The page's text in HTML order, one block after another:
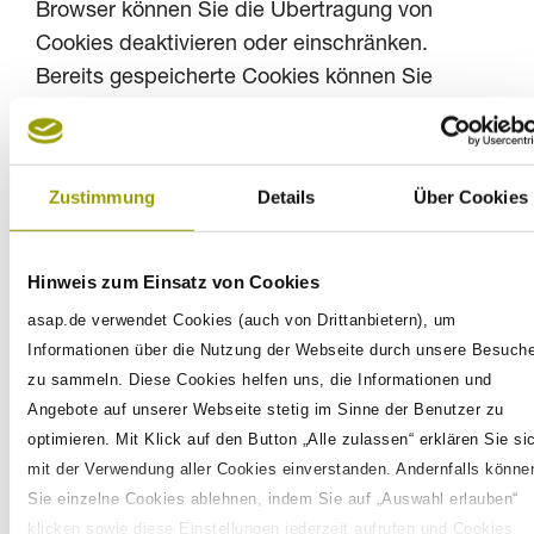
Zustimmung Details Über Cookies
Hinweis zum Einsatz von Cookies
asap.de verwendet Cookies (auch von Drittanbietern), um
Informationen über die Nutzung der Webseite durch unsere
zu sammeln. Diese Cookies helfen uns, die Informationen und
Angebote auf unserer Webseite stetig im Sinne der Benutzer zu
optimieren. Mit Klick auf den Button „Alle zulassen“ erklären Sie
mit der Verwendung aller Cookies einverstanden. Andernfalls
Sie einzelne Cookies ablehnen, indem Sie auf „Auswahl erlauben“
klicken sowie diese Einstellungen jederzeit aufrufen und Cookies
Browser können Sie die Übertragung von
Cookies deaktivieren oder einschränken.
Bereits gespeicherte Cookies können Sie
jederzeit löschen. Dies kann auch automatisiert
erfolgen. Werden Cookies für unsere Webseite
alle Funktionen der Webseite vollumfänglich
Sofern es im Rahmen der Funktionen und
Dienste unserer Webseite zum Einsatz von
technisch nicht-notwendigen Cookies kommt,
finden Sie eine Auflistung dieser Cookies, deren
Zweck, Speicherdauer sowie weitere
Informationen in unserem Cookie Banner.